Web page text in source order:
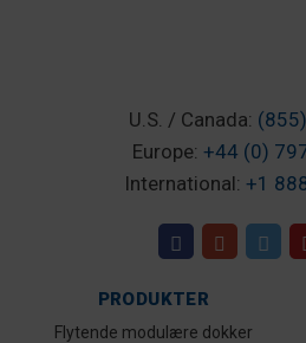
U.S. / Canada:
Europe: +44 (0)
International: +1
PRODUKTER
Flytende modulære dokker